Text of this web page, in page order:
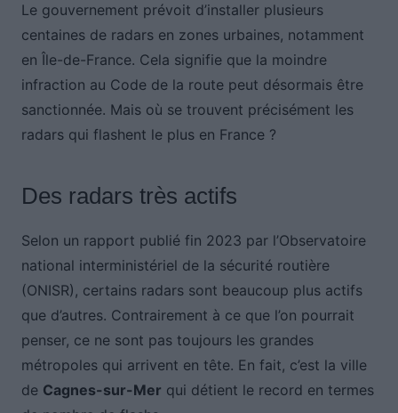
Le gouvernement prévoit d’installer plusieurs
centaines de radars en zones urbaines, notamment
en Île-de-France. Cela signifie que la moindre
infraction au Code de la route peut désormais être
sanctionnée. Mais où se trouvent précisément les
radars qui flashent le plus en France ?
Des radars très actifs
Selon un rapport publié fin 2023 par l’Observatoire
national interministériel de la sécurité routière
(ONISR), certains radars sont beaucoup plus actifs
que d’autres. Contrairement à ce que l’on pourrait
penser, ce ne sont pas toujours les grandes
métropoles qui arrivent en tête. En fait, c’est la ville
de Cagnes-sur-Mer qui détient le record en termes